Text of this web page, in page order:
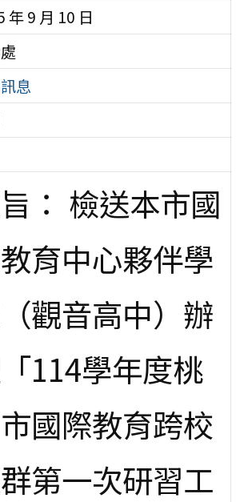
年 9 月 10 日
息
： 檢送本市國
育中心夥伴學
觀音高中）辦
114學年度桃
國際教育跨校
第一次研習工